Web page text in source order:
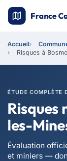
France
Accueil
Risques à
ÉTUDE COMPLÈTE
Risques
les-
Évaluation
et miniers —